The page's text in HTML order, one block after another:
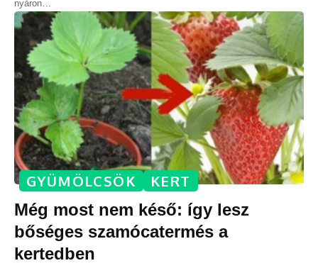
nyáron
GYÜMÖLCSÖK KERT
Még most nem késő: így lesz
bőséges szamócatermés a
kertedben